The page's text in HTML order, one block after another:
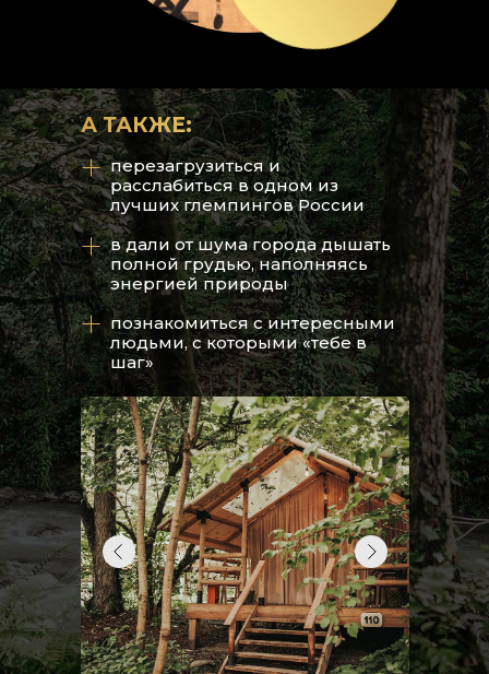
перезагрузиться и
расслабиться в одном из
лучших глемпингов России
в дали от шума города дышать
полной грудью, наполняясь
энергией природы
познакомиться с интересными
людьми, с которыми «тебе в
шаг»
А ТАКЖЕ: